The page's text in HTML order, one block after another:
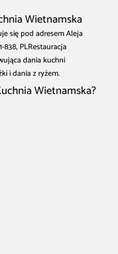
Wietnamska
się pod adresem Aleja
838, PLRestauracja
dania kuchni
i dania z ryżem.
Wietnamska?